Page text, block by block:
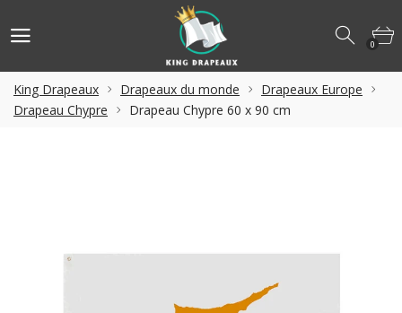
0
King Drapeaux Drapeaux du monde
Drapeaux Europe
Drapeau Chypre
Drapeau Chypre 60 x 90 cm